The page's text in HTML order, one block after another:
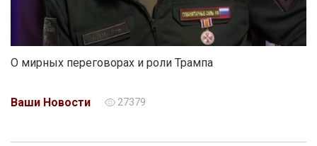
О мирных переговорах и роли Трампа
Ваши Новости 27379